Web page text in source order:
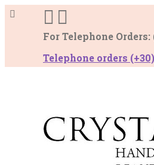
For Telephone
Telephone οrders